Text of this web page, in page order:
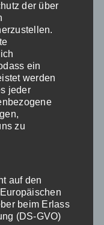
Dies
und
kann
sein.
von
zur
da
die
der über
ein
werden
jeder
zu
auf den
beim Erlass
(DS-GVO)